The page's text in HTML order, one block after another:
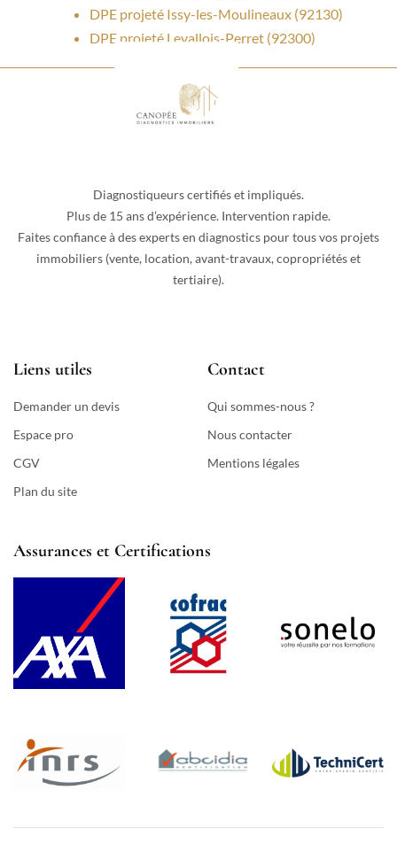
DPE projeté Issy-les-Moulineaux (92130)
DPE projeté Levallois-Perret (92300)
Diagnostiqueurs certifiés et impliqués.
Plus de 15 ans d’expérience. Intervention rapide.
Faites confiance à des experts en diagnostics pour tous vos projets
immobiliers (vente, location, avant-travaux, copropriétés et
tertiaire).
Liens utiles
Demander un devis
Espace pro
CGV
Plan du site
Contact
Qui sommes-nous ?
Nous contacter
Mentions légales
Assurances et Certifications